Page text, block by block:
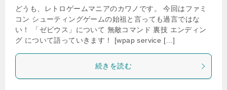
どうも、レトロゲームマニアのカワノです。 今回はファミ
コン シューティングゲームの始祖と言っても過言ではな
い！ 「ゼビウス」について 無敵コマンド 裏技 エンディン
グ について語っていきます！ [wpap service […]
続きを読む